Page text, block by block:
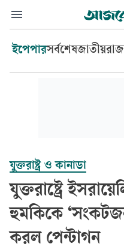
ইপেপারসর্বশেষজাতীয়
যুক্তরাষ্ট্র ও কানাডা
যুক্তরাষ্ট্রে
হুমকিকে
করল পেন্টাগন